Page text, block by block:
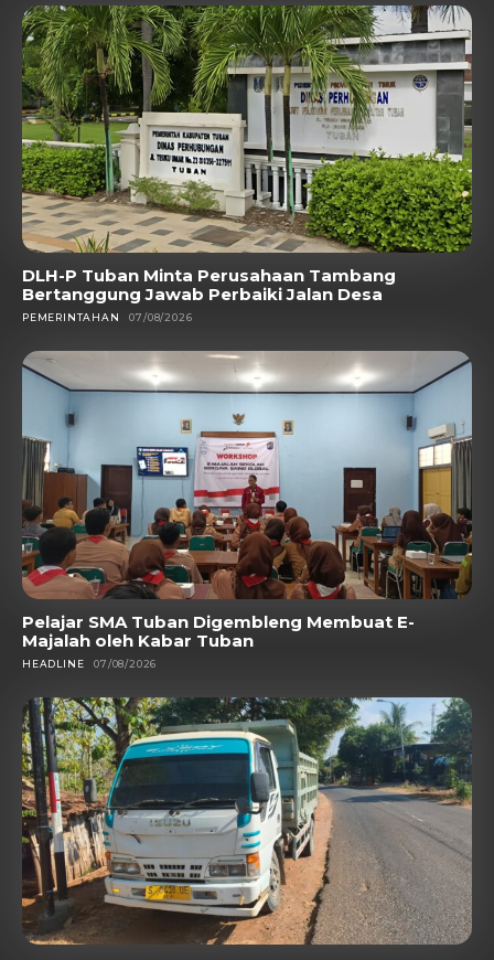
DLH-P Tuban Minta Perusahaan Tambang
Bertanggung Jawab Perbaiki Jalan Desa
PEMERINTAHAN 07/08/2026
Pelajar SMA Tuban Digembleng Membuat E-
Majalah oleh Kabar Tuban
HEADLINE 07/08/2026